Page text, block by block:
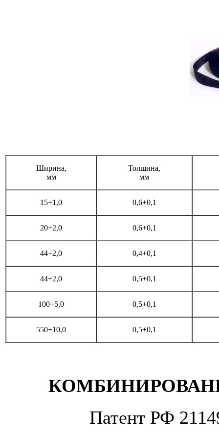
Ширина,
мм
Толщина,
мм
15+1,0 0,6+0,1
20+2,0 0,6+0,1
44+2,0 0,4+0,1
44+2,0 0,5+0,1
100+5,0 0,5+0,1
550+10,0 0,5+0,1
Патент РФ